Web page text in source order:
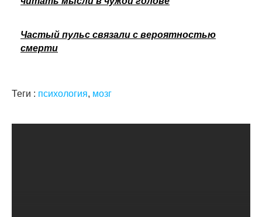
Частый пульс связали с вероятностью
смерти
Теги : психология, мозг